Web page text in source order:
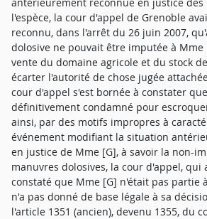
l'espèce, la cour d'appel de Grenoble
reconnu, dans l'arrêt du 26 juin 2007,
dolosive ne pouvait être imputée à
vente du domaine agricole et du stock
écarter l'autorité de chose jugée
cour d'appel s'est bornée à constater
définitivement condamné pour
ainsi, par des motifs impropres à
événement modifiant la situation
en justice de Mme [G], à savoir la non-
manuvres dolosives, la cour d'appel, qui
constaté que Mme [G] n'était pas partie
n'a pas donné de base légale à sa
l'article 1351 (ancien), devenu 1355, du